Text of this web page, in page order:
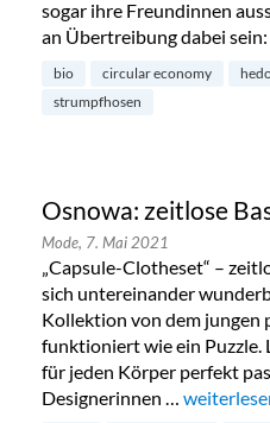
sogar ihre Freundinnen
an Übertreibung dabei
bio circular economy
strumpfhosen
Osnowa: zeitlose
Mode, 7. Mai 2021
„Capsule-Clotheset“ –
sich untereinander
Kollektion von dem jungen
funktioniert wie ein Puzzle.
für jeden Körper perfekt
Designerinnen … „Osnowa: